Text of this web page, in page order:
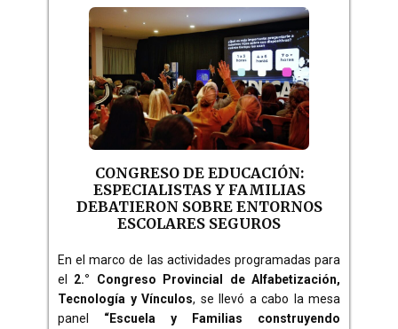
CONGRESO DE EDUCACIÓN:
ESPECIALISTAS Y FAMILIAS
DEBATIERON SOBRE ENTORNOS
ESCOLARES SEGUROS
En el marco de las actividades programadas para
el 2.° Congreso Provincial de Alfabetización,
Tecnología y Vínculos, se llevó a cabo la mesa
panel “Escuela y Familias construyendo